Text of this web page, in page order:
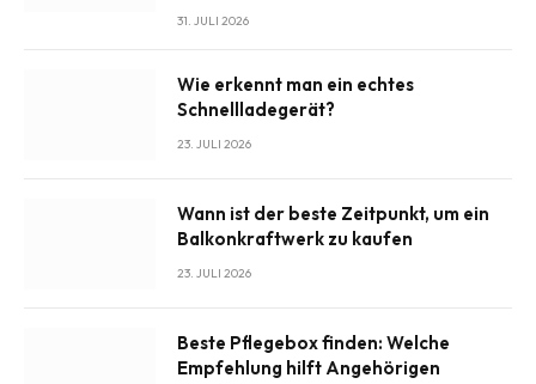
31. JULI 2026
Wie erkennt man ein echtes
Schnellladegerät?
23. JULI 2026
Wann ist der beste Zeitpunkt, um ein
Balkonkraftwerk zu kaufen
23. JULI 2026
Beste Pflegebox finden: Welche
Empfehlung hilft Angehörigen